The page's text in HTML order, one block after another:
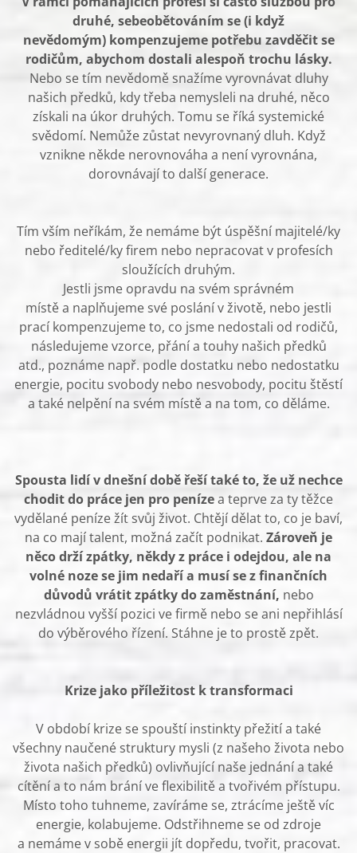
druhé, sebeobětováním se (i když
nevědomým) kompenzujeme potřebu zavděčit se
rodičům, abychom dostali alespoň trochu lásky.
Nebo se tím nevědomě snažíme vyrovnávat dluhy
našich předků, kdy třeba nemysleli na druhé, něco
získali na úkor druhých. Tomu se říká systemické
svědomí. Nemůže zůstat nevyrovnaný dluh. Když
vznikne někde nerovnováha a není vyrovnána,
dorovnávají to další generace.
Tím vším neříkám, že nemáme být úspěšní majitelé/ky
nebo ředitelé/ky firem nebo nepracovat v profesích
sloužících druhým.
Jestli jsme opravdu na svém správném
místě a naplňujeme své poslání v životě, nebo jestli
prací kompenzujeme to, co jsme nedostali od rodičů,
následujeme vzorce, přání a touhy našich předků
atd., poznáme např. podle dostatku nebo nedostatku
energie, pocitu svobody nebo nesvobody, pocitu štěstí
a také nelpění na svém místě a na tom, co děláme.
Spousta lidí v dnešní době řeší také to, že už nechce
chodit do práce jen pro penízea teprve za ty těžce
vydělané peníze žít svůj život. Chtějí dělat to, co je baví,
na co mají talent, možná začít podnikat. Zároveň je
něco drží zpátky, někdy z práce i odejdou, ale na
volné noze se jim nedaří a musí se z finančních
důvodů vrátit zpátky do zaměstnání, nebo
nezvládnou vyšší pozici ve firmě nebo se ani nepřihlásí
do výběrového řízení. Stáhne je to prostě zpět.
Krize jako příležitost k transformaci
V období krize se spouští instinkty přežití a také
všechny naučené struktury mysli (z našeho života nebo
života našich předků) ovlivňující naše jednání a také
cítění a to nám brání ve flexibilitě a tvořivém přístupu.
Místo toho tuhneme, zavíráme se, ztrácíme ještě víc
energie, kolabujeme. Odstřihneme se od zdroje
a nemáme v sobě energii jít dopředu, tvořit, pracovat.